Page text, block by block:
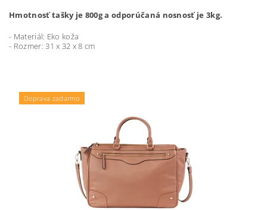
Hmotnosť tašky je 800g a odporúčaná nosnosť je 3kg.
- Materiál: Eko koža
- Rozmer: 31 x 32 x 8 cm
Doprava zadarmo